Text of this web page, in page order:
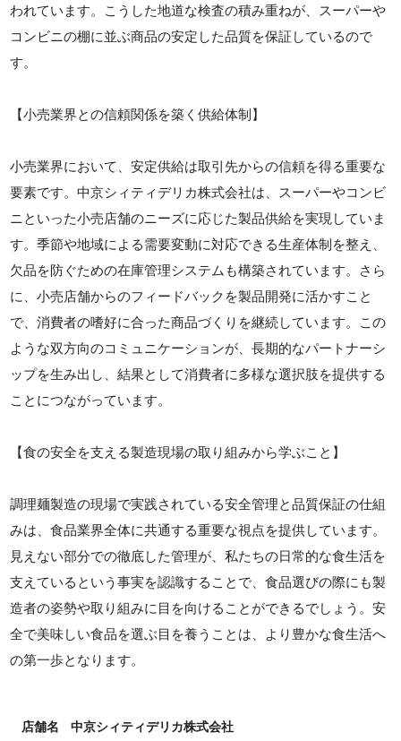
われています。こうした地道な検査の積み重ねが、スーパーや
コンビニの棚に並ぶ商品の安定した品質を保証しているので
す。
【小売業界との信頼関係を築く供給体制】
小売業界において、安定供給は取引先からの信頼を得る重要な
要素です。中京シィティデリカ株式会社は、スーパーやコンビ
ニといった小売店舗のニーズに応じた製品供給を実現していま
す。季節や地域による需要変動に対応できる生産体制を整え、
欠品を防ぐための在庫管理システムも構築されています。さら
に、小売店舗からのフィードバックを製品開発に活かすこと
で、消費者の嗜好に合った商品づくりを継続しています。この
ような双方向のコミュニケーションが、長期的なパートナーシ
ップを生み出し、結果として消費者に多様な選択肢を提供する
ことにつながっています。
【食の安全を支える製造現場の取り組みから学ぶこと】
調理麺製造の現場で実践されている安全管理と品質保証の仕組
みは、食品業界全体に共通する重要な視点を提供しています。
見えない部分での徹底した管理が、私たちの日常的な食生活を
支えているという事実を認識することで、食品選びの際にも製
造者の姿勢や取り組みに目を向けることができるでしょう。安
全で美味しい食品を選ぶ目を養うことは、より豊かな食生活へ
の第一歩となります。
店舗名 中京シィティデリカ株式会社